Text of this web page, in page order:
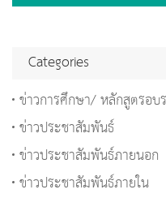
Categories
ข่าวการศึกษา/ หลักสูตรอบ
ข่าวประชาสัมพันธ์
ข่าวประชาสัมพันธ์ภายนอก
ข่าวประชาสัมพันธ์ภายใน